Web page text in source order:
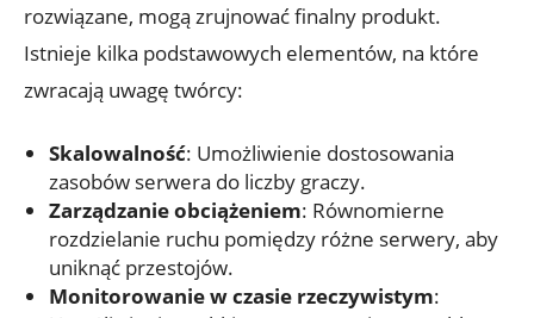
rozwiązane, mogą zrujnować finalny produkt.
Istnieje kilka podstawowych elementów,‌ na które
zwracają uwagę twórcy:
Skalowalność: Umożliwienie dostosowania
zasobów serwera do ⁣liczby⁤ graczy.
Zarządzanie ⁣obciążeniem: Równomierne
rozdzielanie ‌ruchu pomiędzy‌ różne serwery, aby
uniknąć przestojów.
Monitorowanie w ⁤czasie rzeczywistym: